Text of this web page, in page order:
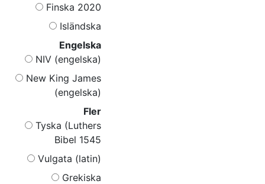
Finska 2020
Isländska
Engelska
NIV (engelska)
New King James
(engelska)
Fler
Tyska (Luthers
Bibel 1545
Vulgata (latin)
Grekiska